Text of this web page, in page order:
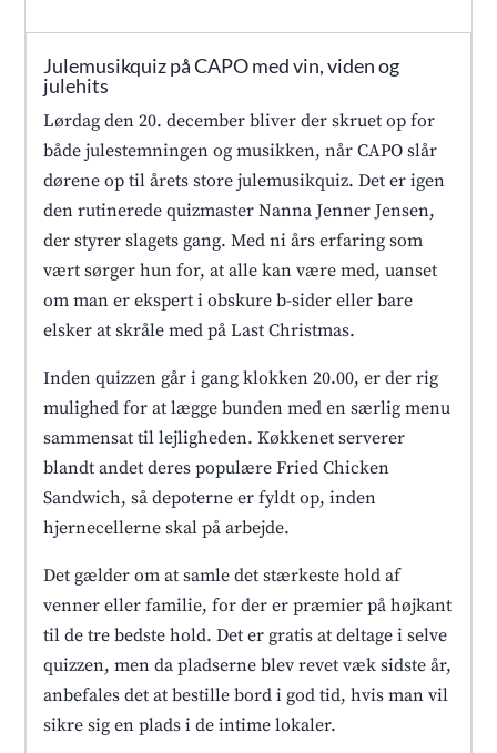
Julemusikquiz på CAPO med vin, viden og
julehits
Lørdag den 20. december bliver der skruet op for
både julestemningen og musikken, når CAPO slår
dørene op til årets store julemusikquiz. Det er igen
den rutinerede quizmaster Nanna Jenner Jensen,
der styrer slagets gang. Med ni års erfaring som
vært sørger hun for, at alle kan være med, uanset
om man er ekspert i obskure b-sider eller bare
elsker at skråle med på Last Christmas.
Inden quizzen går i gang klokken 20.00, er der rig
mulighed for at lægge bunden med en særlig menu
sammensat til lejligheden. Køkkenet serverer
blandt andet deres populære Fried Chicken
Sandwich, så depoterne er fyldt op, inden
hjernecellerne skal på arbejde.
Det gælder om at samle det stærkeste hold af
venner eller familie, for der er præmier på højkant
til de tre bedste hold. Det er gratis at deltage i selve
quizzen, men da pladserne blev revet væk sidste år,
anbefales det at bestille bord i god tid, hvis man vil
sikre sig en plads i de intime lokaler.